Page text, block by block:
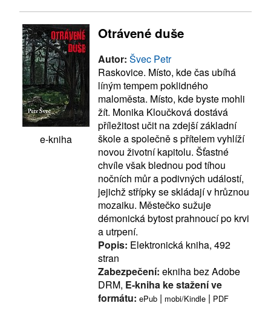
e-kniha
Otrávené duše
Autor: Švec Petr
Raskovice. Místo, kde čas ubíhá
líným tempem poklidného
maloměsta. Místo, kde byste mohli
žít. Monika Kloučková dostává
příležitost učit na zdejší základní
škole a společně s přítelem vyhlíží
novou životní kapitolu. Šťastné
chvíle však blednou pod tíhou
nočních můr a podivných událostí,
jejichž střípky se skládají v hrůznou
mozaiku. Městečko sužuje
démonická bytost prahnoucí po krvi
a utrpení.
Popis: Elektronická kniha, 492
stran
Zabezpečení: ekniha bez Adobe
DRM, E-kniha ke stažení ve
formátu: ePub | mobi/Kindle | PDF